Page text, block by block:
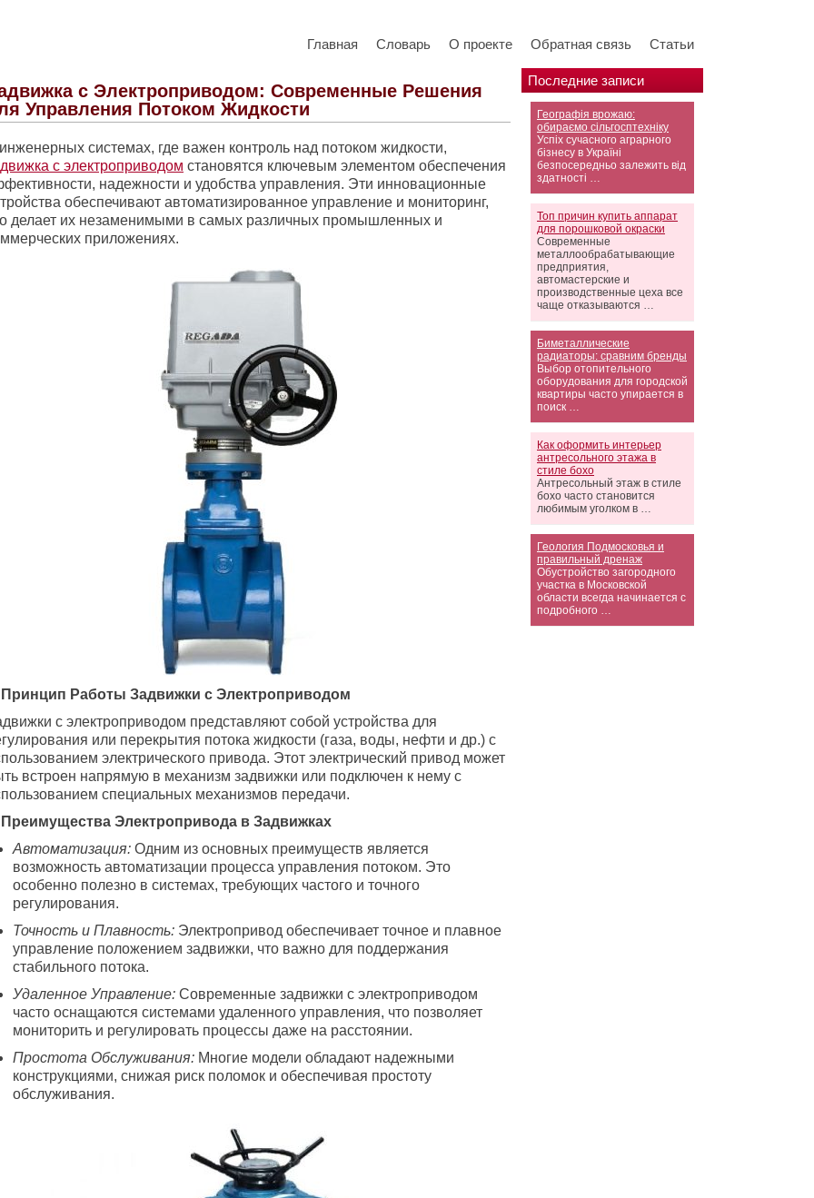
Главная Словарь О проекте Обратная связь Статьи
Последние записи
Географія врожаю:
обираємо сільгосптехніку
Успіх сучасного аграрного
бізнесу в Україні
безпосередньо залежить від
здатності …
Топ причин купить аппарат
для порошковой окраски
Современные
металлообрабатывающие
предприятия,
автомастерские и
производственные цеха все
чаще отказываются …
Биметаллические
радиаторы: сравним бренды
Выбор отопительного
оборудования для городской
квартиры часто упирается в
поиск …
Как оформить интерьер
антресольного этажа в
стиле бохо
Антресольный этаж в стиле
бохо часто становится
любимым уголком в …
Геология Подмосковья и
правильный дренаж
Обустройство загородного
участка в Московской
области всегда начинается с
подробного …
с Электроприводом: Современные Решения
Управления Потоком Жидкости
системах, где важен контроль над потоком жидкости,
с электроприводом становятся ключевым элементом обеспечения
надежности и удобства управления. Эти инновационные
обеспечивают автоматизированное управление и мониторинг,
делает их незаменимыми в самых различных промышленных и
приложениях.
Принцип Работы Задвижки с Электроприводом
с электроприводом представляют собой устройства для
или перекрытия потока жидкости (газа, воды, нефти и др.) с
электрического привода. Этот электрический привод может
встроен напрямую в механизм задвижки или подключен к нему с
специальных механизмов передачи.
Преимущества Электропривода в Задвижках
Автоматизация: Одним из основных преимуществ является
возможность автоматизации процесса управления потоком. Это
особенно полезно в системах, требующих частого и точного
регулирования.
Точность и Плавность: Электропривод обеспечивает точное и плавное
управление положением задвижки, что важно для поддержания
стабильного потока.
Удаленное Управление: Современные задвижки с электроприводом
часто оснащаются системами удаленного управления, что позволяет
мониторить и регулировать процессы даже на расстоянии.
Простота Обслуживания: Многие модели обладают надежными
конструкциями, снижая риск поломок и обеспечивая простоту
обслуживания.